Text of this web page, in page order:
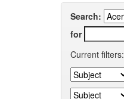
Search:
for
Current filters: